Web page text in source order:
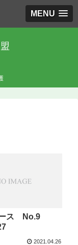
MENU
ス No.9
2021.04.26